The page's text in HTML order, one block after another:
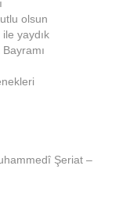
olsun
yaydık
Şeriat –